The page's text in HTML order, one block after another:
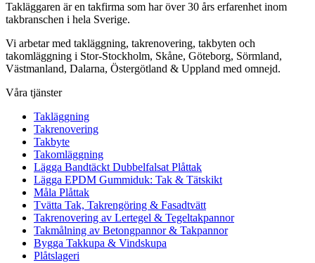
Takläggaren är en takfirma som har över 30 års erfarenhet inom
takbranschen i hela Sverige.
Vi arbetar med takläggning, takrenovering, takbyten och
takomläggning i Stor-Stockholm, Skåne, Göteborg, Sörmland,
Västmanland, Dalarna, Östergötland & Uppland med omnejd.
Våra tjänster
Takläggning
Takrenovering
Takbyte
Takomläggning
Lägga Bandtäckt Dubbelfalsat Plåttak
Lägga EPDM Gummiduk: Tak & Tätskikt
Måla Plåttak
Tvätta Tak, Takrengöring & Fasadtvätt
Takrenovering av Lertegel & Tegeltakpannor
Takmålning av Betongpannor & Takpannor
Bygga Takkupa & Vindskupa
Plåtslageri